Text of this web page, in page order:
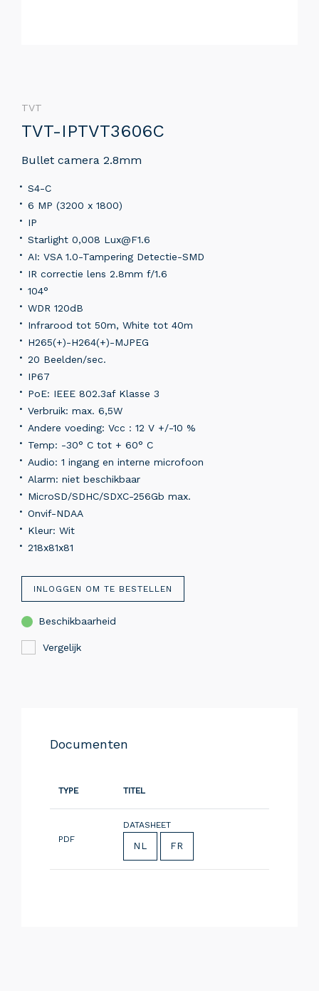
TVT
TVT-IPTVT3606C
Bullet camera 2.8mm
S4-C
6 MP (3200 x 1800)
IP
Starlight 0,008 Lux@F1.6
AI: VSA 1.0-Tampering Detectie-SMD
IR correctie lens 2.8mm f/1.6
104°
WDR 120dB
Infrarood tot 50m, White tot 40m
H265(+)-H264(+)-MJPEG
20 Beelden/sec.
IP67
PoE: IEEE 802.3af Klasse 3
Verbruik: max. 6,5W
Andere voeding: Vcc : 12 V +/-10 %
Temp: -30° C tot + 60° C
Audio: 1 ingang en interne microfoon
Alarm: niet beschikbaar
MicroSD/SDHC/SDXC-256Gb max.
Onvif-NDAA
Kleur: Wit
218x81x81
INLOGGEN OM TE BESTELLEN
Beschikbaarheid
Vergelijk
Documenten
TYPE TITEL
PDF
DATASHEET
NL FR